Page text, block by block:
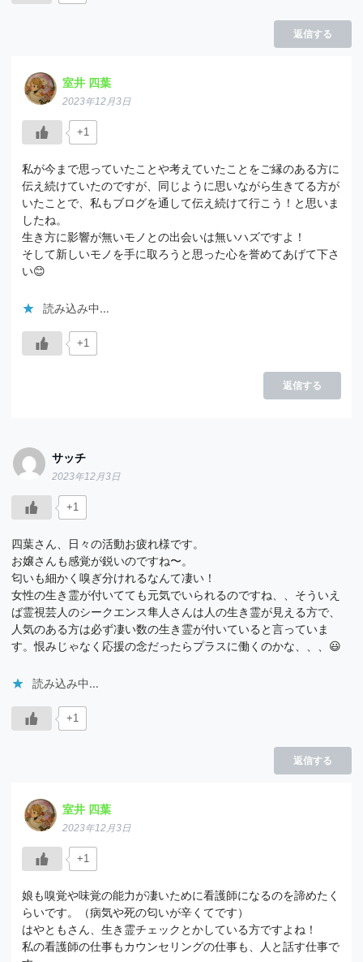
返信する
室井 四葉
2023年12月3日
+1
私が今まで思っていたことや考えていたことをご縁のある方に
伝え続けていたのですが、同じように思いながら生きてる方が
いたことで、私もブログを通して伝え続けて行こう！と思いま
したね。
生き方に影響が無いモノとの出会いは無いハズですよ！
そして新しいモノを手に取ろうと思った心を誉めてあげて下さ
い😊
読み込み中…
+1
返信する
サッチ
2023年12月3日
+1
四葉さん、日々の活動お疲れ様です。
お嬢さんも感覚が鋭いのですね〜。
匂いも細かく嗅ぎ分けれるなんて凄い！
女性の生き霊が付いてても元気でいられるのですね、、そういえ
ば霊視芸人のシークエンス隼人さんは人の生き霊が見える方で、
人気のある方は必ず凄い数の生き霊が付いていると言っていま
す。恨みじゃなく応援の念だったらプラスに働くのかな、、、😃
読み込み中…
+1
返信する
室井 四葉
2023年12月3日
+1
娘も嗅覚や味覚の能力が凄いために看護師になるのを諦めたく
らいです。（病気や死の匂いが辛くてです）
はやともさん、生き霊チェックとかしている方ですよね！
私の看護師の仕事もカウンセリングの仕事も、人と話す仕事で